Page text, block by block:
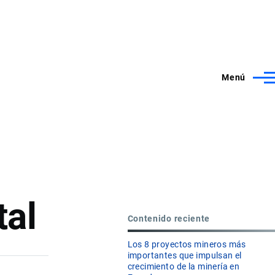
Menú
Contenido reciente
Los 8 proyectos mineros más
importantes que impulsan el
crecimiento de la minería en